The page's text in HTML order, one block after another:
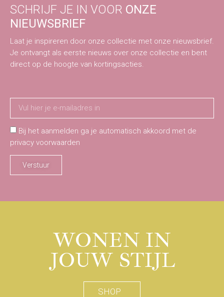
SCHRIJF JE IN VOOR ONZE
NIEUWSBRIEF
Laat je inspireren door onze collectie met onze nieuwsbrief.
Je ontvangt als eerste nieuws over onze collectie en bent
direct op de hoogte van kortingsacties.
Bij het aanmelden ga je automatisch akkoord met de
privacy voorwaarden
Verstuur
WONEN IN
JOUW STIJL
SHOP